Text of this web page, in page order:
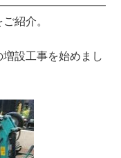
紹介。
設工事を始めまし